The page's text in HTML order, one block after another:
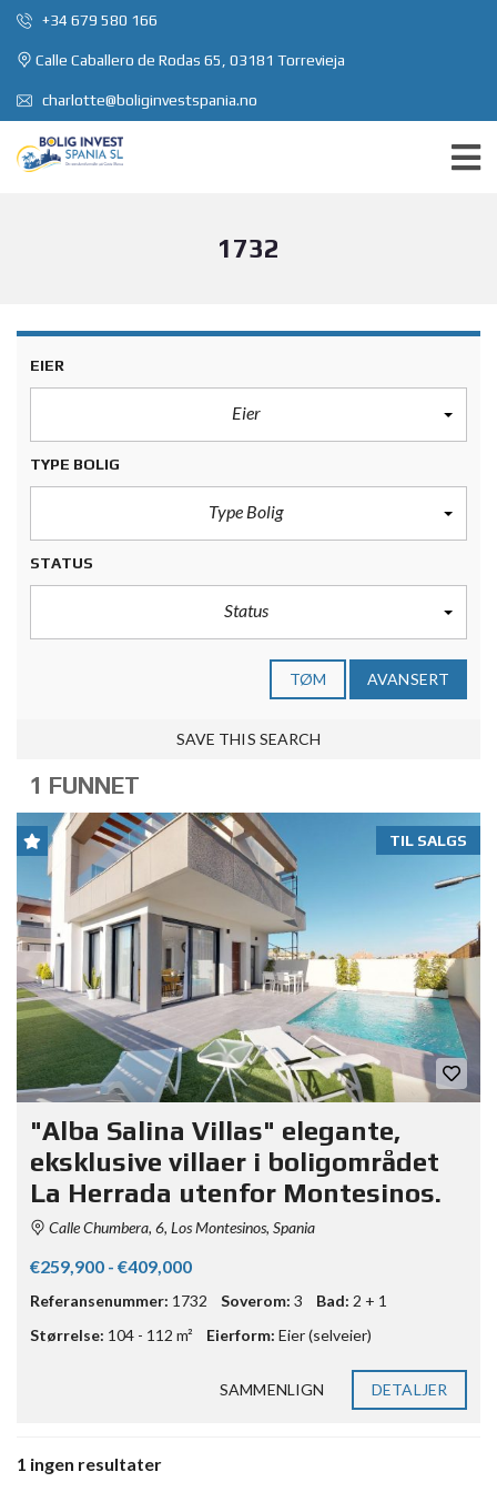
+34 679 580 166
Calle Caballero de Rodas 65, 03181 Torrevieja
charlotte@boliginvestspania.no
1732
EIER
Eier
TYPE BOLIG
Type Bolig
STATUS
Status
TØM AVANSERT
SAVE THIS SEARCH
1 FUNNET
TIL SALGS
"Alba Salina Villas" elegante,
eksklusive villaer i boligområdet
La Herrada utenfor Montesinos.
Calle Chumbera, 6, Los Montesinos, Spania
€259,900 - €409,000
Referansenummer: 1732 Soverom: 3 Bad: 2 + 1
Størrelse: 104 - 112 m² Eierform: Eier (selveier)
SAMMENLIGN DETALJER
1 ingen resultater